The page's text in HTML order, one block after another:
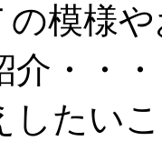
の模様
・・・
したい